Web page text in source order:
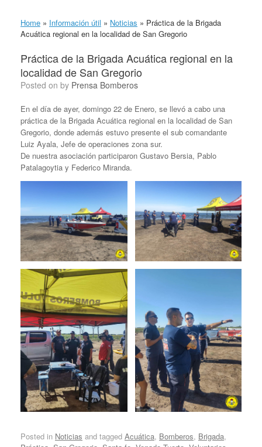
Home » Información útil » Noticias » Práctica de la Brigada
Acuática regional en la localidad de San Gregorio
Práctica de la Brigada Acuática regional en la
localidad de San Gregorio
Posted on by Prensa Bomberos
En el día de ayer, domingo 22 de Enero, se llevó a cabo una
práctica de la Brigada Acuática regional en la localidad de San
Gregorio, donde además estuvo presente el sub comandante
Luiz Ayala, Jefe de operaciones zona sur.
De nuestra asociación participaron Gustavo Bersia, Pablo
Patalagoytia y Federico Miranda.
Posted in Noticias and tagged Acuática, Bomberos, Brigada,